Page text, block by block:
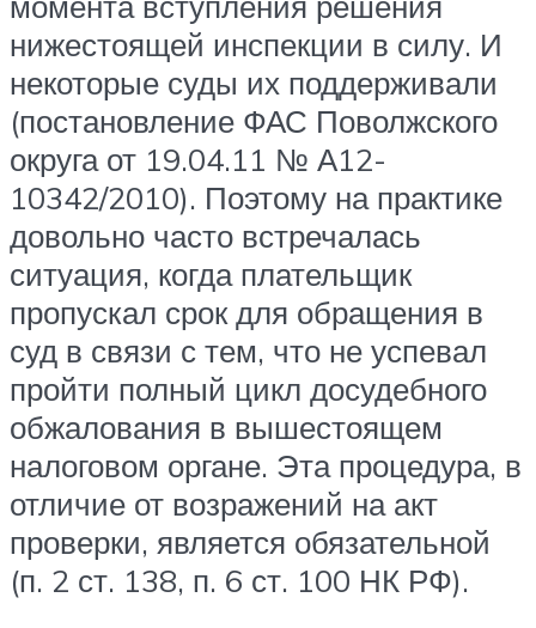
нижестоящей инспекции в силу. И
некоторые суды их поддерживали
(постановление ФАС Поволжского
округа от 19.04.11 № А12-
10342/2010). Поэтому на практике
довольно часто встречалась
ситуация, когда плательщик
пропускал срок для обращения в
суд в связи с тем, что не успевал
пройти полный цикл досудебного
обжалования в вышестоящем
налоговом органе. Эта процедура, в
отличие от возражений на акт
проверки, является обязательной
(п. 2 ст. 138, п. 6 ст. 100 НК РФ).